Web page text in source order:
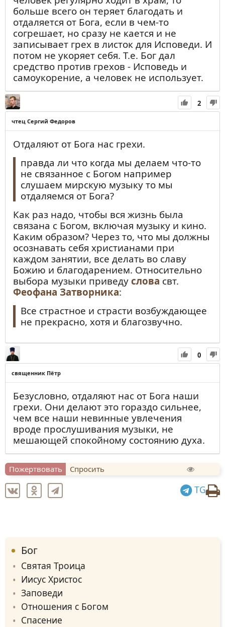
сладкой тишины; с благоговением
каждый взирал на старца и тихо
скрывался из очей его.
больше всего он теряет благодать и
отдаляется от Бога, если в чем-то
согрешает, но сразу не кается и не
записывает грех в листок для Исповеди. И
потом не укоряет себя. Т.е. Бог дал
средство против грехов - Исповедь и
самоукорение, а человек не использует.
2
чтец Сергий Федоров
Отдаляют от Бога нас грехи.
правда ли что когда мы делаем что-то
не связанное с Богом например
слушаем мирскую музыку то мы
отдаляемся от Бога?
Как раз надо, чтобы вся жизнь была
связана с Богом, включая музыку и кино.
Каким образом? Через то, что мы должны
осознавать себя христианами при
каждом занятии, все делать во славу
Божию и благодарением. Относительно
выбора музыки приведу слова свт.
Феофана Затворника:
Все страстное и страсти возбуждающее
не прекрасно, хотя и благозвучно.
0
священник Пётр
Безусловно, отдаляют нас от Бога наши
грехи. Они делают это гораздо сильнее,
чем все наши невинные увлечения
вроде прослушивания музыки, не
мешающей спокойному состоянию духа.
Пожертвовать Спросить
TG
Бог
Святая Троица
Иисус Христос
Заповеди
Отношения с Богом
Спасение